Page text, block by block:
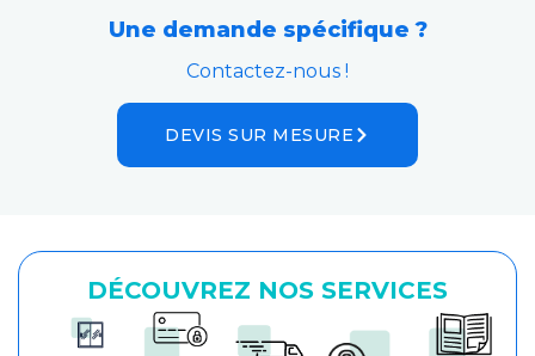
Une demande spécifique ?
Contactez-nous !
DEVIS SUR MESURE
DÉCOUVREZ NOS SERVICES